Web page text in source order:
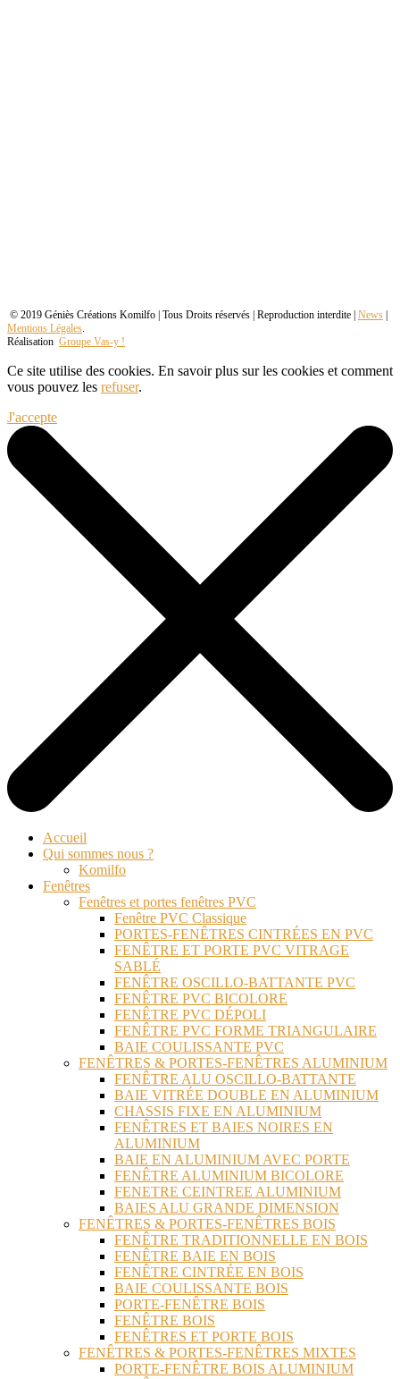
© 2019 Géniès Créations Komilfo | Tous Droits réservés | Reproduction interdite | News
Mentions Légales.
Réalisation Groupe Vas-y !
Ce site utilise des cookies. En savoir plus sur les cookies et comment
vous pouvez les refuser.
J'accepte
Accueil
Qui sommes nous ?
Komilfo
Fenêtres
Fenêtres et portes fenêtres PVC
Fenêtre PVC Classique
PORTES-FENÊTRES CINTRÉES EN PVC
FENÊTRE ET PORTE PVC VITRAGE
SABLÉ
FENÊTRE OSCILLO-BATTANTE PVC
FENÊTRE PVC BICOLORE
FENÊTRE PVC DÉPOLI
FENÊTRE PVC FORME TRIANGULAIRE
BAIE COULISSANTE PVC
FENÊTRES & PORTES-FENÊTRES ALUMINIUM
FENÊTRE ALU OSCILLO-BATTANTE
BAIE VITRÉE DOUBLE EN ALUMINIUM
CHASSIS FIXE EN ALUMINIUM
FENÊTRES ET BAIES NOIRES EN
ALUMINIUM
BAIE EN ALUMINIUM AVEC PORTE
FENÊTRE ALUMINIUM BICOLORE
FENETRE CEINTREE ALUMINIUM
BAIES ALU GRANDE DIMENSION
FENÊTRES & PORTES-FENÊTRES BOIS
FENÊTRE TRADITIONNELLE EN BOIS
FENÊTRE BAIE EN BOIS
FENÊTRE CINTRÉE EN BOIS
BAIE COULISSANTE BOIS
PORTE-FENÊTRE BOIS
FENÊTRE BOIS
FENÊTRES ET PORTE BOIS
FENÊTRES & PORTES-FENÊTRES MIXTES
PORTE-FENÊTRE BOIS ALUMINIUM